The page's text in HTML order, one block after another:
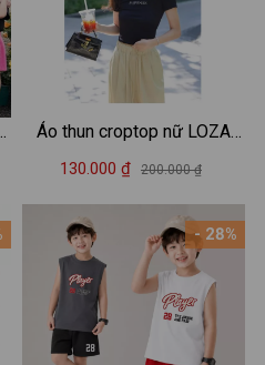
Áo thun croptop nữ LOZA
'Happiness' dáng ôm body -
130.000 ₫ 200.000 ₫
- 28%